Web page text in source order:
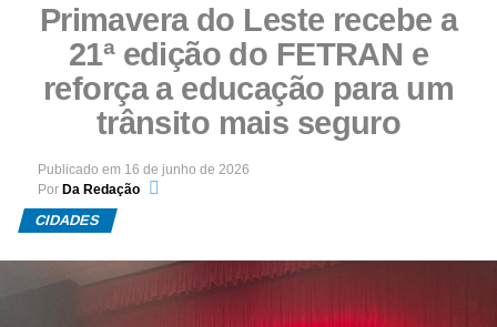
Primavera do Leste recebe a
21ª edição do FETRAN e
reforça a educação para um
trânsito mais seguro
Publicado em 16 de junho de 2026
Por Da Redação
CIDADES